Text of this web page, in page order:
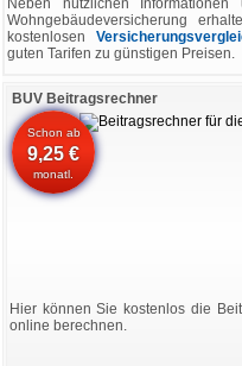
Neben nützlichen
Wohngebäudeversicherung
kostenlosen
guten Tarifen zu günstigen Preisen.
BUV Beitragsrechner
Schon ab
9,25 €
monatl.
Hier können Sie kostenlos die
online berechnen.